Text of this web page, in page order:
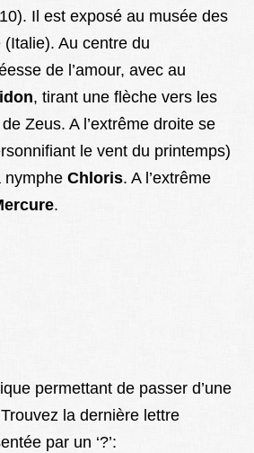
Il est exposé au musée des
Au centre du
de l’amour, avec au
, tirant une flèche vers les
Zeus. A l’extrême droite se
le vent du printemps)
nymphe Chloris. A l’extrême
.
permettant de passer d’une
la dernière lettre
par un ‘?’: